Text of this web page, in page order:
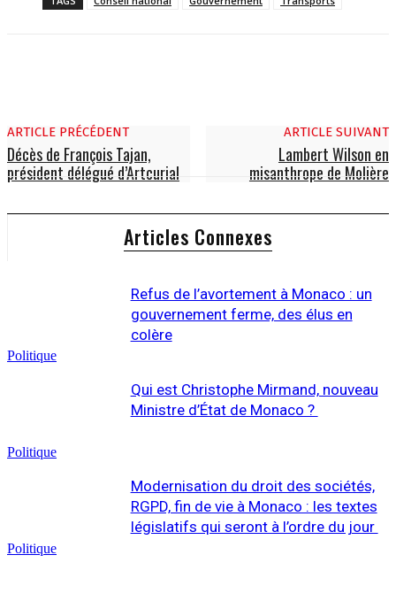
ARTICLE PRÉCÉDENT
Décès de François Tajan,
président délégué d’Artcurial
ARTICLE SUIVANT
Lambert Wilson en
misanthrope de Molière
Articles Connexes
Politique
Refus de l’avortement à Monaco : un
gouvernement ferme, des élus en
colère
Politique
Qui est Christophe Mirmand, nouveau
Ministre d’État de Monaco ?
Politique
Modernisation du droit des sociétés,
RGPD, fin de vie à Monaco : les textes
législatifs qui seront à l’ordre du jour